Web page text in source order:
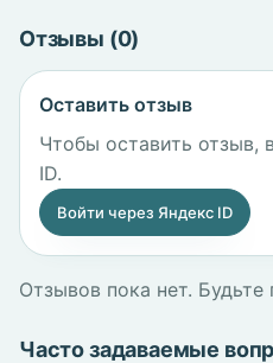
Отзывы (0)
Оставить отзыв
Чтобы оставить отзыв,
ID.
Войти через Яндекс ID
Отзывов пока нет. Будьте
Часто задаваемые